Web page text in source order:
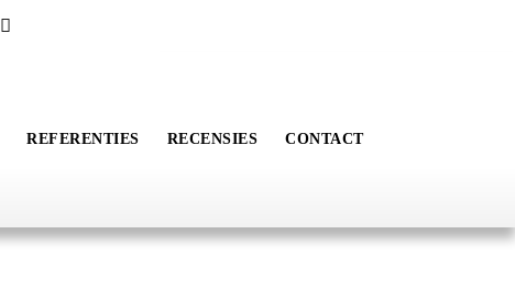
REFERENTIES RECENSIES CONTACT